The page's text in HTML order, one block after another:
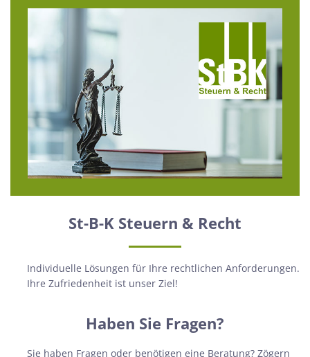
St-B-K Steuern & Recht
Individuelle Lösungen für Ihre rechtlichen Anforderungen.
Ihre Zufriedenheit ist unser Ziel!
Haben Sie Fragen?
Sie haben Fragen oder benötigen eine Beratung? Zögern